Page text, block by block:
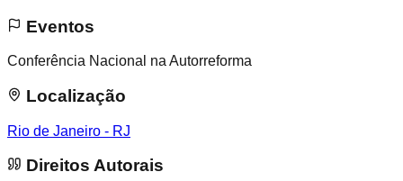
Eventos
Conferência Nacional na Autorreforma
Localização
Rio de Janeiro - RJ
Direitos Autorais